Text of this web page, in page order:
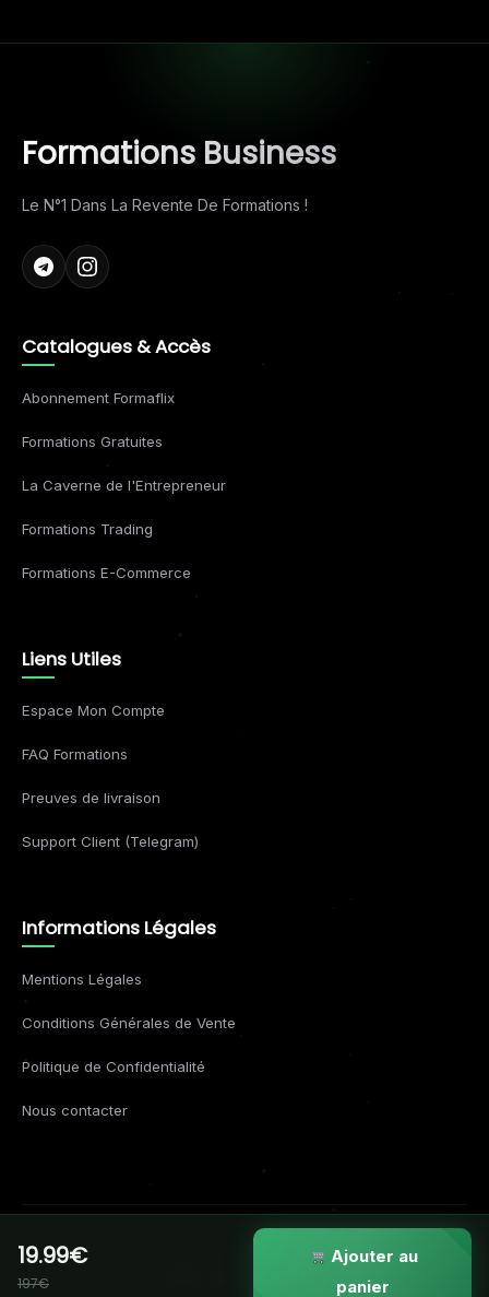
19.99€
197€
Ajouter au
panier
Formations Business
Le N°1 Dans La Revente De Formations !
Catalogues & Accès
Abonnement Formaflix
Formations Gratuites
La Caverne de l'Entrepreneur
Formations Trading
Formations E-Commerce
Liens Utiles
Espace Mon Compte
FAQ Formations
Preuves de livraison
Support Client (Telegram)
Informations Légales
Mentions Légales
Conditions Générales de Vente
Politique de Confidentialité
Nous contacter
© 2026 Formations Business. Tous droits réservés.